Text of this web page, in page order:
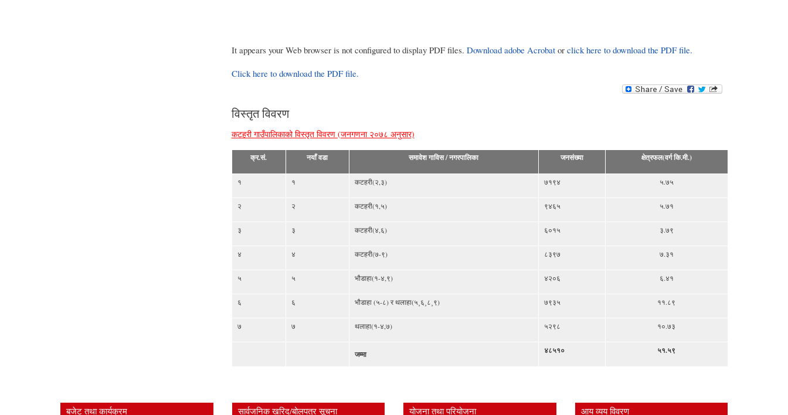
It appears your Web browser is not configured to display PDF files. Download adobe Acrobat or click here to download the PDF file.
Click here to download the PDF file.
विस्तृत विवरण
कटहरी गाउँपालिकाको विस्तृत विवरण (जनगणना २०७८ अनुसार)
क्र.सं. नयाँ वडा समावेश गाविस / नगरपालिका जनसंख्या क्षेत्रफल(वर्ग कि.मी.)
१ १ कटहरी(२,३) ७१९४ ५.७५
२ २ कटहरी(१,५) ९४६५ ५.७१
३ ३ कटहरी(४,६) ६०१५ ३.७९
४ ४ कटहरी(७-९) ८३९७ ७.३१
५ ५ भौडाहा(१-४,९) ४२०६ ६.४१
६ ६ भौडाहा (५-८) र थलाहा(५¸६¸८¸९) ७९३५ ११.८९
७ ७ थलाहा(१-४,७) ५२९८ १०.७३
जम्मा ४८५१० ५१.५९
बजेट तथा कार्यक्रम सार्वजनिक खरिद/बोलपत्र सूचना योजना तथा परियोजना आय व्यय विवरण